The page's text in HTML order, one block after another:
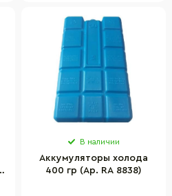
В наличии
Аккумуляторы холода
400 гр (Ар. RA 8838)